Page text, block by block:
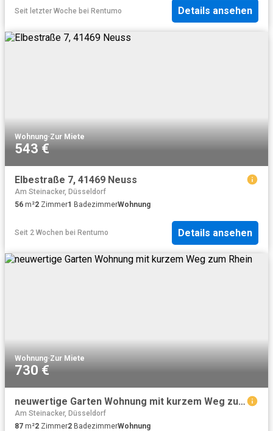
Seit letzter Woche bei Rentumo Details ansehen
Wohnung·Zur Miete
543 €
Elbestraße 7, 41469 Neuss
Am Steinacker, Düsseldorf
56 m²2 Zimmer1 BadezimmerWohnung
Seit 2 Wochen bei Rentumo Details ansehen
Wohnung·Zur Miete
730 €
neuwertige Garten Wohnung mit kurzem Weg zum Rhein
Am Steinacker, Düsseldorf
87 m²2 Zimmer2 BadezimmerWohnung